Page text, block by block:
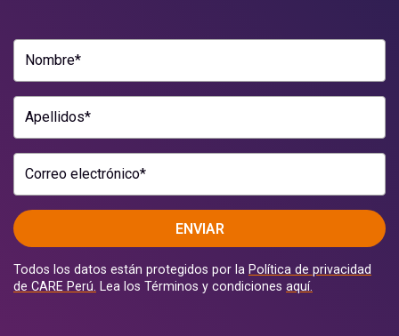
Nombre*
Apellidos*
Correo electrónico*
ENVIAR
Todos los datos están protegidos por la Política de privacidad
de CARE Perú. Lea los Términos y condiciones aquí.